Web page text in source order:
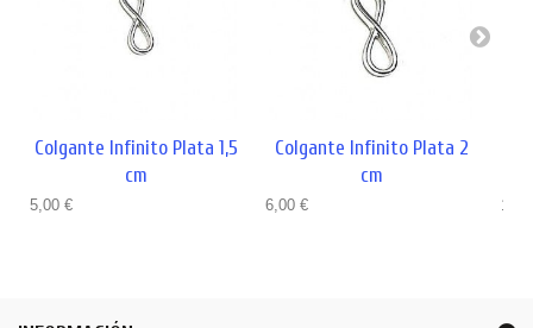
Colgante Infinito Plata 1,5
cm
5,00 €
Colgante Infinito Plata 2
cm
6,00 €